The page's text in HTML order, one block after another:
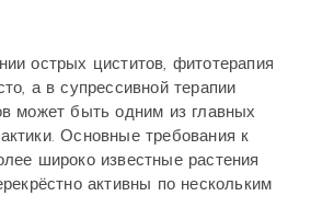
острых циститов, фитотерапия
а в супрессивной терапии
может быть одним из главных
Основные требования к
широко известные растения
активны по нескольким